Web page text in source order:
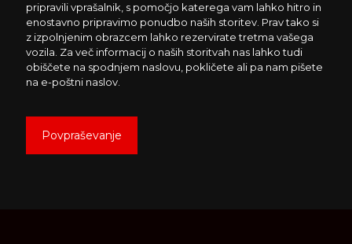
pripravili vprašalnik, s pomočjo katerega vam lahko hitro in
enostavno pripravimo ponudbo naših storitev. Prav tako si
z izpolnjenim obrazcem lahko rezervirate tretma vašega
vozila. Za več informacij o naših storitvah nas lahko tudi
obiščete na spodnjem naslovu, pokličete ali pa nam pišete
na e-poštni naslov.
Povpraševanje